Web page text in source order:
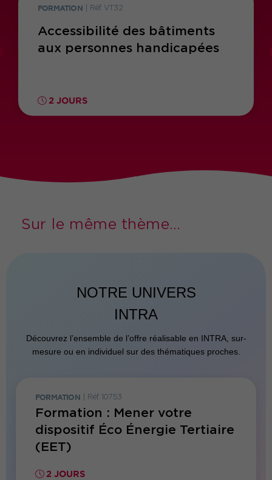
FORMATION Réf. VT32
Accessibilité des bâtiments
aux personnes handicapées
2 JOURS
Sur le même thème...
NOTRE UNIVERS
INTRA
Découvrez l’ensemble de l’offre réalisable en INTRA, sur-
mesure ou en individuel sur des thématiques proches.
FORMATION Réf. 10753
Formation : Mener votre
dispositif Éco Énergie Tertiaire
(EET)
2 JOURS